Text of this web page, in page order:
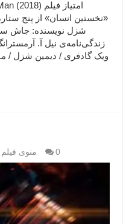
«نخستین انسان» از پنج
شزل نویسنده: جاش
ویک گادفری / دیمین شزل /
منوی 0